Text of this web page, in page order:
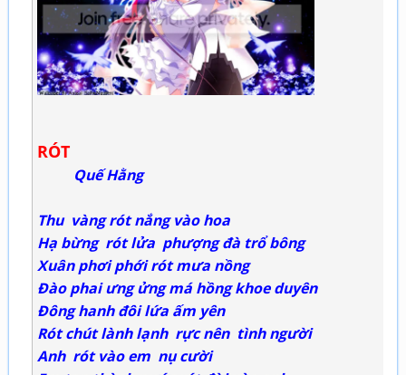
RÓT
Quế Hằng
Thu vàng rót nắng vào hoa
Hạ bừng rót lửa phượng đà trổ bông
Xuân phơi phới rót mưa nồng
Đào phai ưng ửng má hồng khoe duyên
Đông hanh đôi lứa ấm yên
Rót chút lành lạnh rực nên tình người
Anh rót vào em nụ cười